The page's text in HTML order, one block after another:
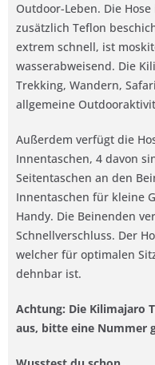
Outdoor-Leben. Die
zusätzlich Teflon
extrem schnell, ist
wasserabweisend. Die
Trekking, Wandern,
allgemeine
Außerdem verfügt die
Innentaschen, 4 davon
Seitentaschen an den
Innentaschen für kleine
Handy. Die Beinenden
Schnellverschluss. Der
welcher für optimalen
dehnbar ist.
Achtung: Die Kilimajaro
aus, bitte eine Nummer